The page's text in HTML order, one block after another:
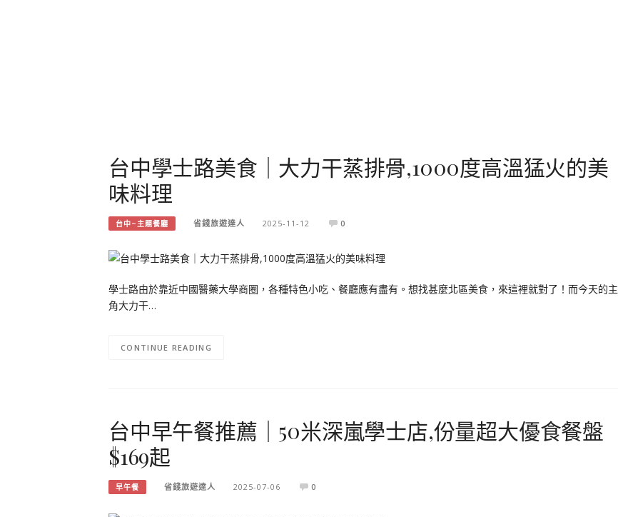
台中學士路美食｜大力干蒸排骨,1000度高溫猛火的美
味料理
台中~主題餐廳 省錢旅遊達人 2025-11-12 0
學士路由於靠近中國醫藥大學商圈，各種特色小吃、餐廳應有盡有。想找甚麼北區美食，來這裡就對了！而今天的主
角大力干…
CONTINUE READING
台中早午餐推薦｜50米深嵐學士店,份量超大優食餐盤
$169起
早午餐 省錢旅遊達人 2025-07-06 0